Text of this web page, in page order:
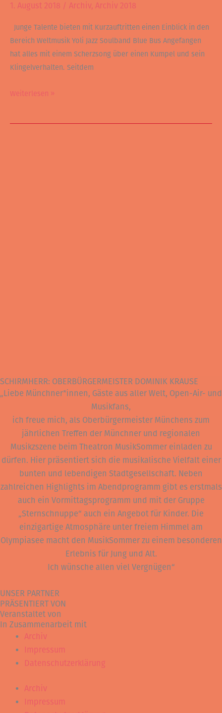
1. August 2018 / Archiv, Archiv 2018
Junge Talente bieten mit Kurzauftritten einen Einblick in den
Bereich Weltmusik Yoli Jazz Soulband Blue Bus Angefangen
hat alles mit einem Scherzsong über einen Kumpel und sein
Klingelverhalten. Seitdem
…
Weiterlesen »
SCHIRMHERR: OBERBÜRGERMEISTER DOMINIK KRAUSE
„Liebe Münchner*innen, Gäste aus aller Welt, Open-Air- und
Musikfans,
ich freue mich, als Oberbürgermeister Münchens zum
jährlichen Treffen der Münchner und regionalen
Musikzszene beim Theatron MusikSommer einladen zu
dürfen. Hier präsentiert sich die musikalische Vielfalt einer
bunten und lebendigen Stadtgesellschaft. Neben
zahlreichen Highlights im Abendprogramm gibt es erstmals
auch ein Vormittagsprogramm und mit der Gruppe
„Sternschnuppe“ auch ein Angebot für Kinder. Die
einzigartige Atmosphäre unter freiem Himmel am
Olympiasee macht den MusikSommer zu einem besonderen
Erlebnis für Jung und Alt.
Ich wünsche allen viel Vergnügen“
UNSER PARTNER
PRÄSENTIERT VON
Veranstaltet von
In Zusammenarbeit mit
Archiv
Impressum
Datenschutzerklärung
Archiv
Impressum